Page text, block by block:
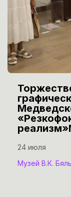
24 июля
Музей В.К.